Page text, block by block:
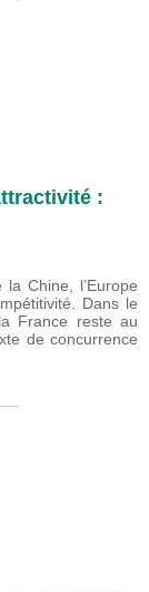
:
Chine, l’Europe
Dans le
France reste au
de concurrence